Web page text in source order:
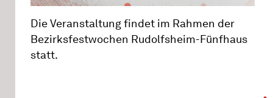
Die Veranstaltung findet im Rahmen der
Bezirksfestwochen Rudolfsheim-Fünfhaus
statt.